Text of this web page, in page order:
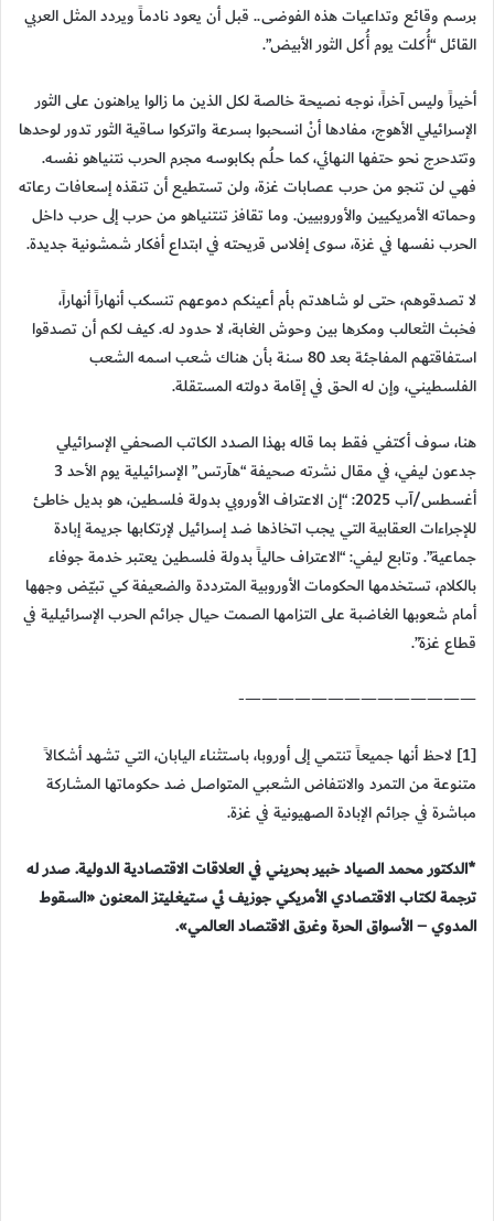
برسم وقائع وتداعيات هذه الفوضى.. قبل أن يعود نادماً ويردد المثل العربي
القائل “أُكلت يوم أُكل الثور الأبيض”.
أخيراً وليس آخراً، نوجه نصيحة خالصة لكل الذين ما زالوا يراهنون على الثور
الإسرائيلي الأهوج، مفادها أنْ انسحبوا بسرعة واتركوا ساقية الثور تدور لوحدها
وتتدحرج نحو حتفها النهائي، كما حلُم بكابوسه مجرم الحرب نتنياهو نفسه.
فهي لن تنجو من حرب عصابات غزة، ولن تستطيع أن تنقذه إسعافات رعاته
وحماته الأمريكيين والأوروبيين. وما تقافز تنتنياهو من حرب إلى حرب داخل
الحرب نفسها في غزة، سوى إفلاس قريحته في ابتداع أفكار شمشونية جديدة.
لا تصدقوهم، حتى لو شاهدتم بأم أعينكم دموعهم تنسكب أنهاراً أنهاراً،
فخبث الثعالب ومكرها بين وحوش الغابة، لا حدود له. كيف لكم أن تصدقوا
استفاقتهم المفاجئة بعد 80 سنة بأن هناك شعب اسمه الشعب
الفلسطيني، وإن له الحق في إقامة دولته المستقلة.
هنا، سوف أكتفي فقط بما قاله بهذا الصدد الكاتب الصحفي الإسرائيلي
جدعون ليفي، في مقال نشرته صحيفة “هآرتس” الإسرائيلية يوم الأحد 3
أغسطس/آب 2025: “إن الاعتراف الأوروبي بدولة فلسطين، هو بديل خاطئ
للإجراءات العقابية التي يجب اتخاذها ضد إسرائيل لإرتكابها جريمة إبادة
جماعية”. وتابع ليفي: “الاعتراف حالياً بدولة فلسطين يعتبر خدمة جوفاء
بالكلام، تستخدمها الحكومات الأوروبية المترددة والضعيفة كي تبيّض وجهها
أمام شعوبها الغاضبة على التزامها الصمت حيال جرائم الحرب الإسرائيلية في
قطاع غزة”.
——————————————-
[1] لاحظ أنها جميعاً تنتمي إلى أوروبا، باستثناء اليابان، التي تشهد أشكالاً
متنوعة من التمرد والانتفاض الشعبي المتواصل ضد حكوماتها المشاركة
مباشرة في جرائم الإبادة الصهيونية في غزة.
*الدكتور محمد الصياد خبير بحريني في العلاقات الاقتصادية الدولية. صدر له
ترجمة لكتاب الاقتصادي الأمريكي جوزيف ئي ستيغليتز المعنون «السقوط
المدوي – الأسواق الحرة وغرق الاقتصاد العالمي».